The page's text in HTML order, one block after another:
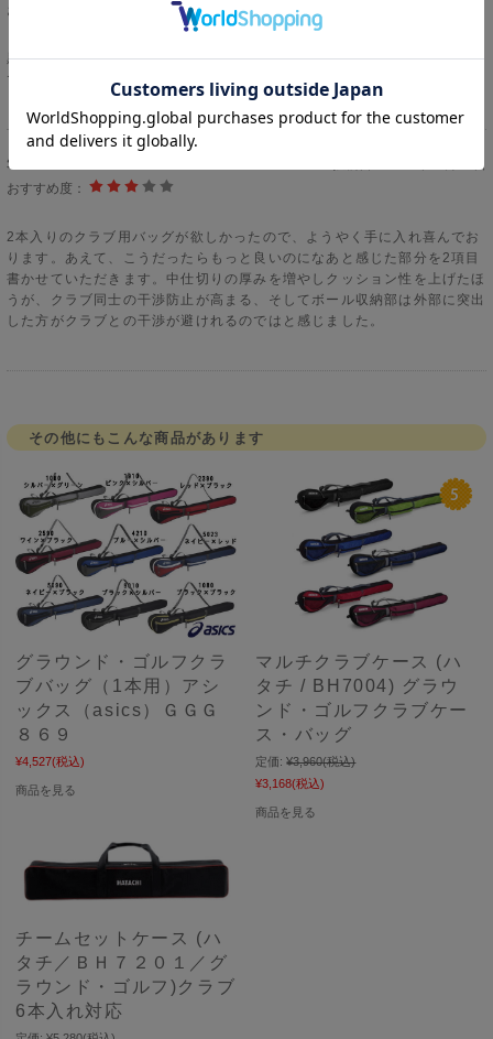
おすすめ度：
黒が欲しかったが・仕方なく赤を買いました。２本入れで使い勝手がいい
です。
矢野様
2021年06月20日
おすすめ度：
2本入りのクラブ用バッグが欲しかったので、ようやく手に入れ喜んでお
ります。あえて、こうだったらもっと良いのになあと感じた部分を2項目
書かせていただきます。中仕切りの厚みを増やしクッション性を上げたほ
うが、クラブ同士の干渉防止が高まる、そしてボール収納部は外部に突出
した方がクラブとの干渉が避けれるのではと感じました。
その他にもこんな商品があります
グラウンド・ゴルフクラ
ブバッグ（1本用）アシ
ックス（asics）ＧＧＧ
８６９
¥4,527(税込)
商品を見る
マルチクラブケース (ハ
タチ / BH7004) グラウ
ンド・ゴルフクラブケー
ス・バッグ
定価: ¥3,960(税込)
¥3,168(税込)
商品を見る
チームセットケース (ハ
タチ／ＢＨ７２０１／グ
ラウンド・ゴルフ)クラブ
6本入れ対応